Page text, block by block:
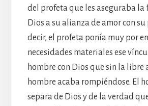
del profeta que les aseguraba
Dios a su alianza de amor con su
decir, el profeta ponía muy por
necesidades materiales ese
hombre con Dios que sin la libre
hombre acaba rompiéndose. El
separa de Dios y de la verdad